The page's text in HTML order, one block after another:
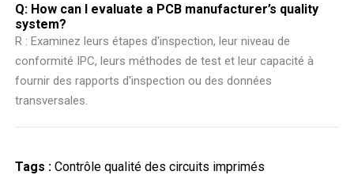
Q: How can I evaluate a PCB manufacturer’s quality
system?
R : Examinez leurs étapes d'inspection, leur niveau de
conformité IPC, leurs méthodes de test et leur capacité à
fournir des rapports d'inspection ou des données
transversales.
Tags : Contrôle qualité des circuits imprimés